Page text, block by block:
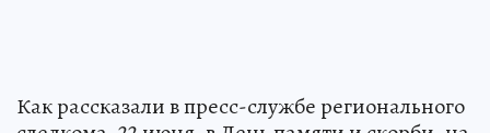
Как рассказали в пресс-службе регионального